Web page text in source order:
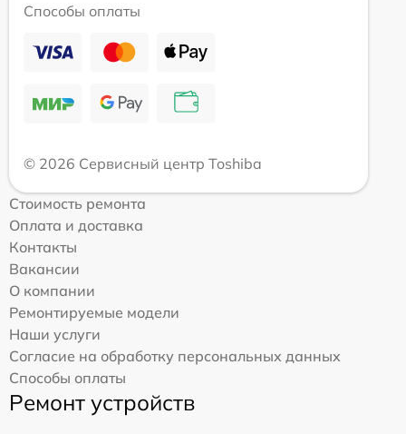
Способы оплаты
© 2026 Сервисный центр Toshiba
Стоимость ремонта
Оплата и доставка
Контакты
Вакансии
О компании
Ремонтируемые модели
Наши услуги
Согласие на обработку персональных данных
Способы оплаты
Ремонт устройств